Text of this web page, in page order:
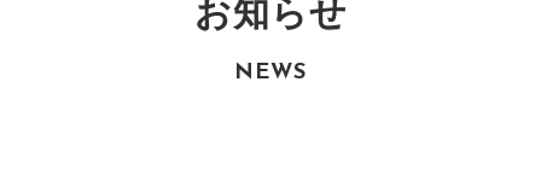
お知らせ
NEWS